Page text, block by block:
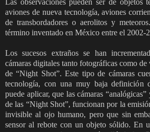
Las observaciones pueden ser de objetos
aviones de nueva tecnología, aviones
de transbordadores o aerolitos y
término inventado en México entre el 2002-
Los sucesos extraños se han
cámaras digitales tanto fotográficas como
de “Night Shot”. Este tipo de cámaras
tecnología, con una muy baja definición
puede aplicar, que las cámaras
de las “Night Shot”, funcionan por la
invisible al ojo humano, pero que sin
sensor al rebote con un objeto sólido. En